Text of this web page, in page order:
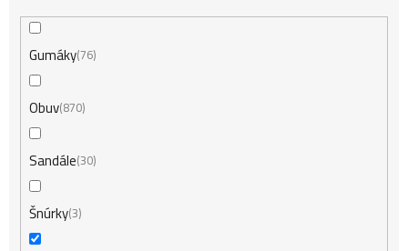
Gumáky76
Obuv 870
Sandále 30
Šnúrky3